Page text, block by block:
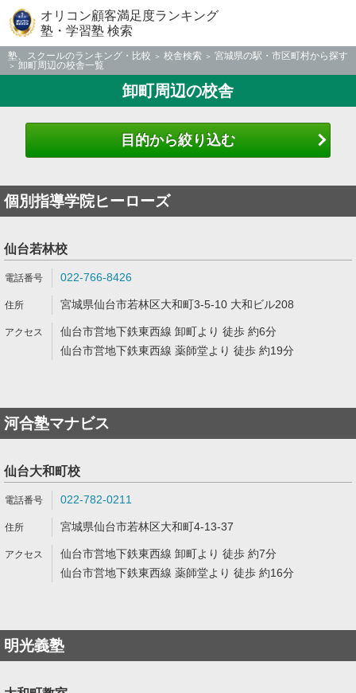
オリコン顧客満足度ランキング
塾・学習塾 検索
塾、スクールのランキング・比較 校舎検索
宮城県の駅・市区町村から探す
卸町周辺の校舎一覧
卸町周辺の校舎
目的から絞り込む
個別指導学院ヒーローズ
仙台若林校
022-766-8426
宮城県仙台市若林区大和町3-5-10 大和ビル208
仙台市営地下鉄東西線 卸町より 徒歩 約6分
仙台市営地下鉄東西線 薬師堂より 徒歩 約19分
河合塾マナビス
仙台大和町校
022-782-0211
宮城県仙台市若林区大和町4-13-37
仙台市営地下鉄東西線 卸町より 徒歩 約7分
仙台市営地下鉄東西線 薬師堂より 徒歩 約16分
明光義塾